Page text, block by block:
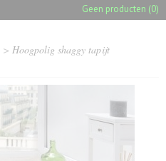
Geen producten (0)
> Hoogpolig shaggy tapijt